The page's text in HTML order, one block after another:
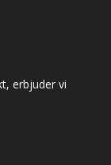
erbjuder vi